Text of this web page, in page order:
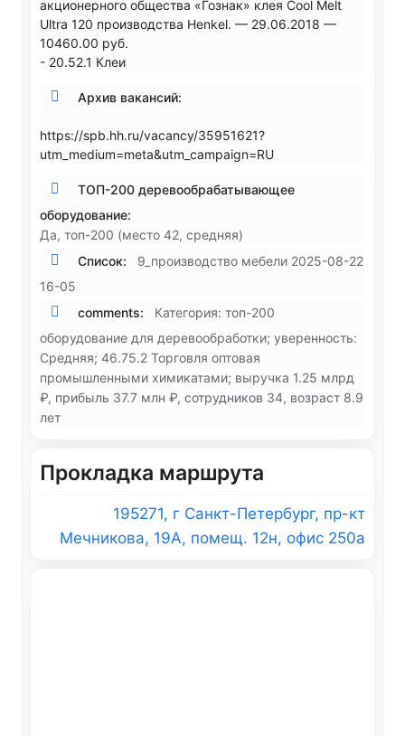
акционерного общества «Гознак» клея Cool Melt
Ultra 120 производства Henkel. — 29.06.2018 —
10460.00 руб.
- 20.52.1 Клеи
Архив вакансий:
https://spb.hh.ru/vacancy/35951621?
utm_medium=meta&utm_campaign=RU
ТОП-200 деревообрабатывающее
оборудование:
Да, топ-200 (место 42, средняя)
Список:
9_производство мебели 2025-08-22
16-05
comments:
Категория: топ-200
оборудование для деревообработки; уверенность:
Средняя; 46.75.2 Торговля оптовая
промышленными химикатами; выручка 1.25 млрд
₽, прибыль 37.7 млн ₽, сотрудников 34, возраст 8.9
лет
Прокладка маршрута
195271, г Санкт-Петербург, пр-кт
Мечникова, 19А, помещ. 12н, офис 250а